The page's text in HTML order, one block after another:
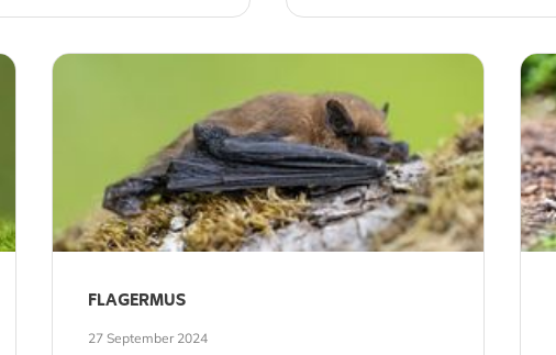
FLAGERMUS
27 September 2024